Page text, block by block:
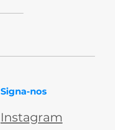
Signa-nos
Instagram